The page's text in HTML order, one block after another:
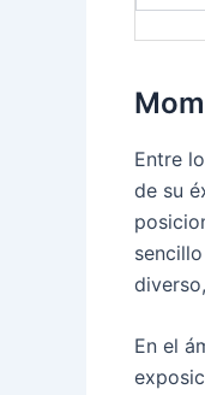
Entre
de su
En el